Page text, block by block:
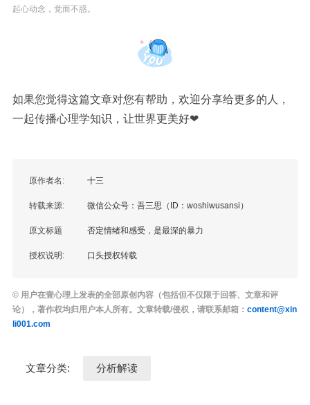
起心动念，觉而不惑。
如果您觉得这篇文章对您有帮助，欢迎分享给更多的人，
一起传播心理学知识，让世界更美好❤
原作者名: 十三
转载来源: 微信公众号：吾三思（ID：woshiwusansi）
原文标题 否定情绪和感受，是最深的暴力
授权说明: 口头授权转载
© 用户在壹心理上发表的全部原创内容（包括但不仅限于回答、文章和评
论），著作权均归用户本人所有。文章转载/侵权，请联系邮箱： content@xin
li001.com
文章分类: 分析解读